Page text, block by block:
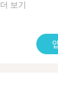
더 보기